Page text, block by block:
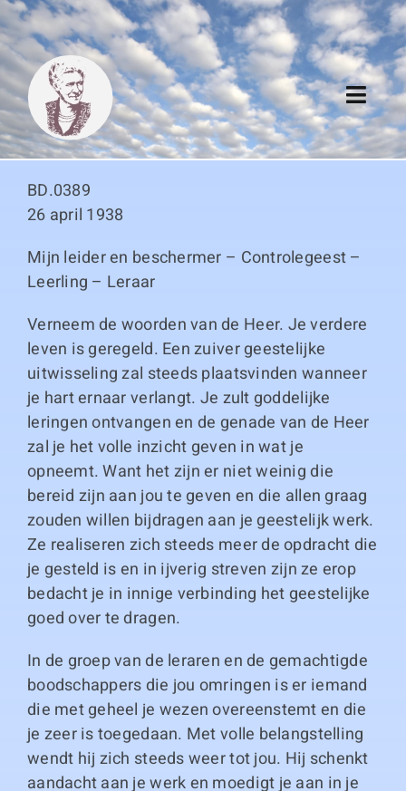
Skip
to
content
Algemeen
Thema boeken
Duitse boeken
Links
BD.0389
26 april 1938
Mijn leider en beschermer – Controlegeest –
Leerling – Leraar
Verneem de woorden van de Heer. Je verdere
leven is geregeld. Een zuiver geestelijke
uitwisseling zal steeds plaatsvinden wanneer
je hart ernaar verlangt. Je zult goddelijke
leringen ontvangen en de genade van de Heer
zal je het volle inzicht geven in wat je
opneemt. Want het zijn er niet weinig die
bereid zijn aan jou te geven en die allen graag
zouden willen bijdragen aan je geestelijk werk.
Ze realiseren zich steeds meer de opdracht die
je gesteld is en in ijverig streven zijn ze erop
bedacht je in innige verbinding het geestelijke
goed over te dragen.
In de groep van de leraren en de gemachtigde
boodschappers die jou omringen is er iemand
die met geheel je wezen overeenstemt en die
je zeer is toegedaan. Met volle belangstelling
wendt hij zich steeds weer tot jou. Hij schenkt
aandacht aan je werk en moedigt je aan in je